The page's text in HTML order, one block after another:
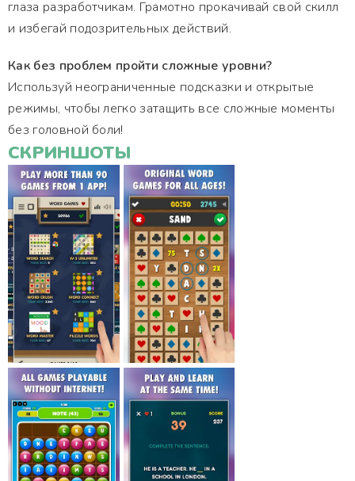
глаза разработчикам. Грамотно прокачивай свой скилл
и избегай подозрительных действий.
Как без проблем пройти сложные уровни?
Используй неограниченные подсказки и открытые
режимы, чтобы легко затащить все сложные моменты
без головной боли!
СКРИНШОТЫ